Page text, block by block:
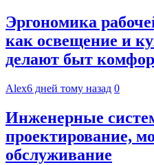
Эргономика
как освещение и
делают быт
Alex6 дней тому назад 0
Инженерные
проектирование,
обслуживание